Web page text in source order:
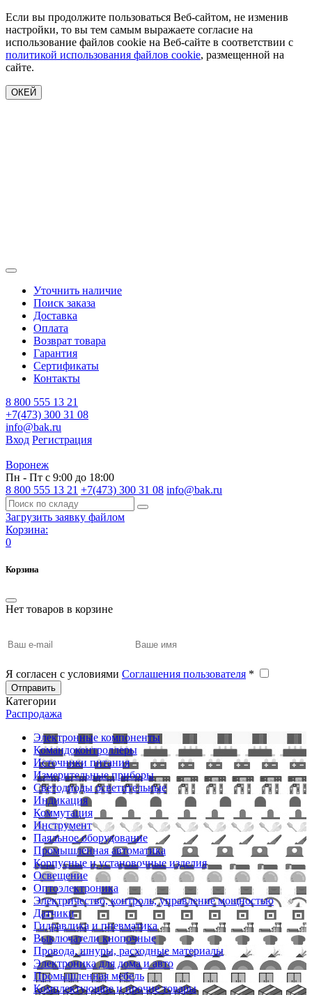
Если вы продолжите пользоваться Веб-сайтом, не изменив
настройки, то вы тем самым выражаете согласие на
использование файлов cookie на Веб-сайте в соответствии с
политикой использования файлов cookie, размещенной на
сайте.
ОКЕЙ
Уточнить наличие
Поиск заказа
Доставка
Оплата
Возврат товара
Гарантия
Сертификаты
Контакты
8 800 555 13 21
+7(473) 300 31 08
info@bak.ru
Вход Регистрация
Воронеж
Пн - Пт с 9:00 до 18:00
8 800 555 13 21 +7(473) 300 31 08 info@bak.ru
Загрузить заявку файлом
Корзина:
0
Корзина
Нет товаров в корзине
Я согласен с условиями Соглашения пользователя *
Отправить
Категории
Распродажа
Электронные компоненты
Командоконтроллеры
Источники питания
Измерительные приборы
Светодиоды осветительные
Индикация
Коммутация
Инструмент
Паяльное оборудование
Промышленная автоматика
Корпусные и установочные изделия
Освещение
Оптоэлектроника
Электричество, контроль, управление мощностью
Датчики
Гидравлика и пневматика
Выключатели кнопочные
Провода, шнуры, расходные материалы
Электроника для дома и авто
Промышленная мебель
Комплектующие и прочие товары